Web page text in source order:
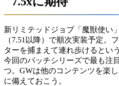
新リミテッドジョブ「魔獣使い
（7.51以降）で順次実装予定。
ターを捕まえて連れ歩けるとい
今回のパッチシリーズで最も注
つ。GWは他のコンテンツを楽
に備えておこう。